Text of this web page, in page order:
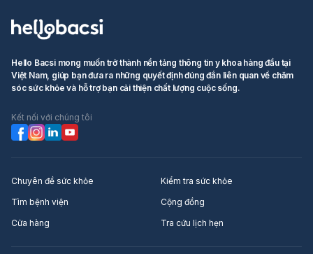
Hello Bacsi mong muốn trở thành nền tảng thông tin y khoa hàng đầu tại
Việt Nam, giúp bạn đưa ra những quyết định đúng đắn liên quan về chăm
sóc sức khỏe và hỗ trợ bạn cải thiện chất lượng cuộc sống.
Kết nối với chúng tôi
Chuyên đề sức khỏe
Kiểm tra sức khỏe
Tìm bệnh viện
Cộng đồng
Cửa hàng
Tra cứu lịch hẹn